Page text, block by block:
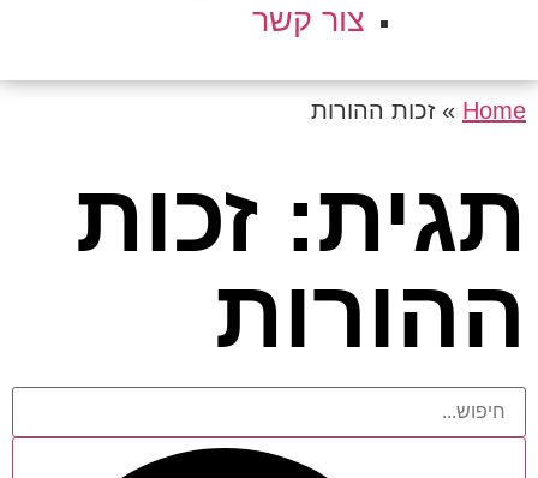
צור קשר
Home
»זכות ההורות
תגית: זכות
ההורות